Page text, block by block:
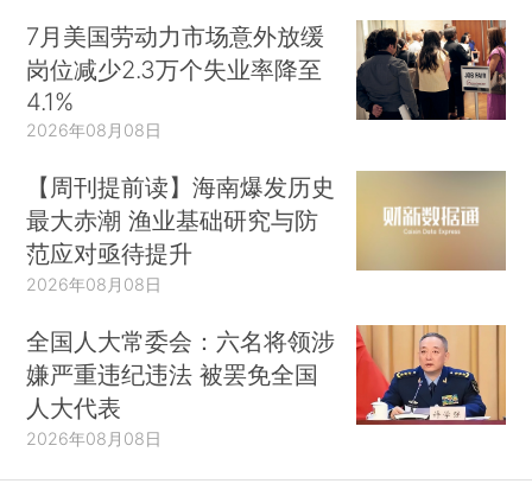
7月美国劳动力市场意外放缓
岗位减少2.3万个失业率降至
4.1%
2026年08月08日
【周刊提前读】海南爆发历史
最大赤潮 渔业基础研究与防
范应对亟待提升
2026年08月08日
全国人大常委会：六名将领涉
嫌严重违纪违法 被罢免全国
人大代表
2026年08月08日